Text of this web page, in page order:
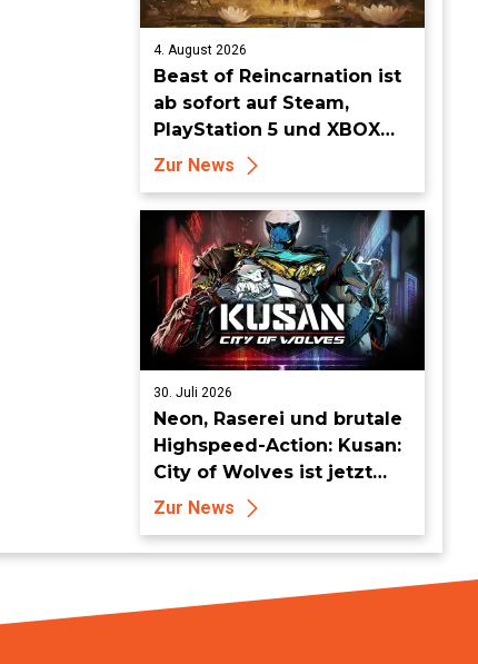
4. August 2026
Beast of Reincarnation ist
ab sofort auf Steam,
PlayStation 5 und XBOX
Series X|S erhältlich
Zur News
30. Juli 2026
Neon, Raserei und brutale
Highspeed-Action: Kusan:
City of Wolves ist jetzt
erhältlich!
Zur News